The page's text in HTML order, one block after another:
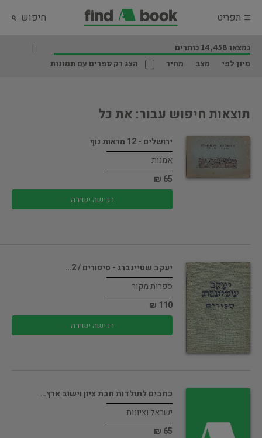
תפריט חיפוש
נמצאו 14,458 כותרים
מיון לפי
מצב מחיר הצג רק ספרים עם תמונות
תוצאות חיפוש עבור: את כל
ירושלים - 12 מראות נוף
אמנות
65 ₪
רכישה ישירה
יעקב שטיינברג - סיפורים / 2…
ספרות מקור
110 ₪
רכישה ישירה
כתבים לתולדות חבת ציון וישוב ארץ…
ישראל וציונות
65 ₪